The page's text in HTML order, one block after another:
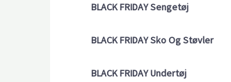
BLACK FRIDAY Sengetøj
BLACK FRIDAY Sko Og Støvler
BLACK FRIDAY Undertøj